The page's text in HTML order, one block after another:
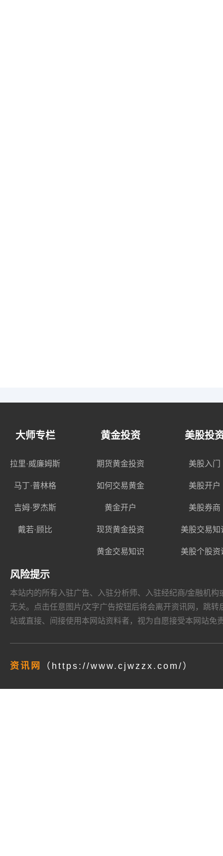
大师专栏
拉里·威廉姆斯
马丁·普林格
吉姆·罗杰斯
戴若·顾比
黄金投资
期货黄金投资
如何交易黄金
黄金开户
现货黄金投资
黄金交易知识
美股投
美股入门
美股开户
美股券商
美股交易知
美股个股资
风险提示
本站内的所有入驻广告、入驻分析师、入驻经纪商/金融机
无关。点击任意图片/文字广告按钮后将会离开资讯网，跳
站或直接、间接使用本网站资料者，视为自愿接受本网站免
资讯网 （https://www.cjwzzx.com/）